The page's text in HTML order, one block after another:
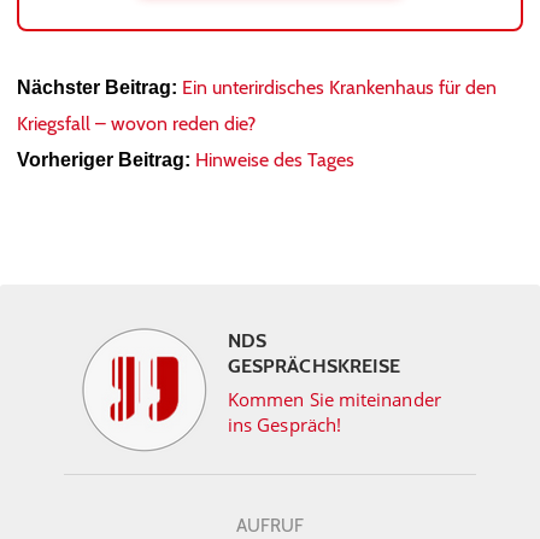
Nächster Beitrag: Ein unterirdisches Krankenhaus für den
Kriegsfall – wovon reden die?
Vorheriger Beitrag: Hinweise des Tages
NDS
GESPRÄCHSKREISE
Kommen Sie miteinander
ins Gespräch!
AUFRUF